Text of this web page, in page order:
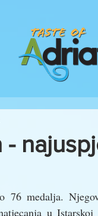
-
76 medalja.
u